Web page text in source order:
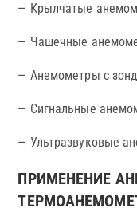
— Крылчатые
— Чашечные
— Анемометры с
— Сигнальные
— Ультразвуковые
ПРИМЕНЕНИЕ